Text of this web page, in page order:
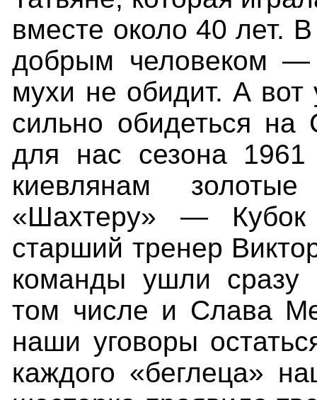
вместе около 40 лет.
добрым человеком
мухи не обидит. А вот
сильно обидеться на
для нас сезона 1961
киевлянам
«Шахтеру» —
старший тренер
команды ушли сразу
том числе и Слава
наши уговоры
каждого «беглеца»